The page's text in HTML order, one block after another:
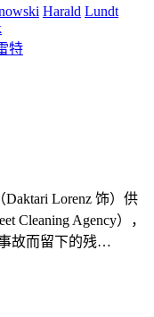
Harald Lundt
特
Lorenz 饰）供
Cleaning Agency），
故而留下的残…